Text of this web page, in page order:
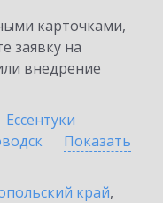
карточками,
заявку на
внедрение
Ессентуки
Показать
край,